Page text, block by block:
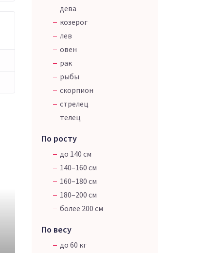
дева
козерог
лев
овен
рак
рыбы
скорпион
стрелец
телец
По росту
до 140 см
140–160 см
160–180 см
180–200 см
более 200 см
По весу
до 60 кг